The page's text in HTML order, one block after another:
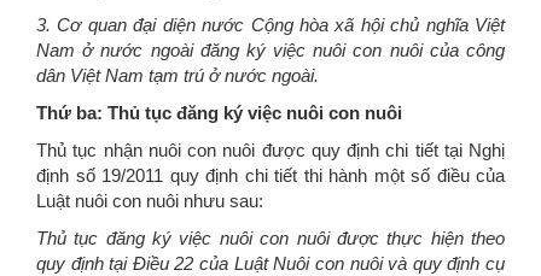
3. Cơ quan đại diện nước Cộng hòa xã hội chủ nghĩa Việt
Nam ở nước ngoài đăng ký việc nuôi con nuôi của công
dân Việt Nam tạm trú ở nước ngoài.
Thứ ba: Thủ tục đăng ký việc nuôi con nuôi
Thủ tục nhận nuôi con nuôi được quy định chi tiết tại Nghị
định số 19/2011 quy định chi tiết thi hành một số điều của
Luật nuôi con nuôi nhưu sau:
Thủ tục đăng ký việc nuôi con nuôi được thực hiện theo
quy định tại Điều 22 của Luật Nuôi con nuôi và quy định cụ